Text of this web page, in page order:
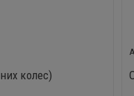
колес)